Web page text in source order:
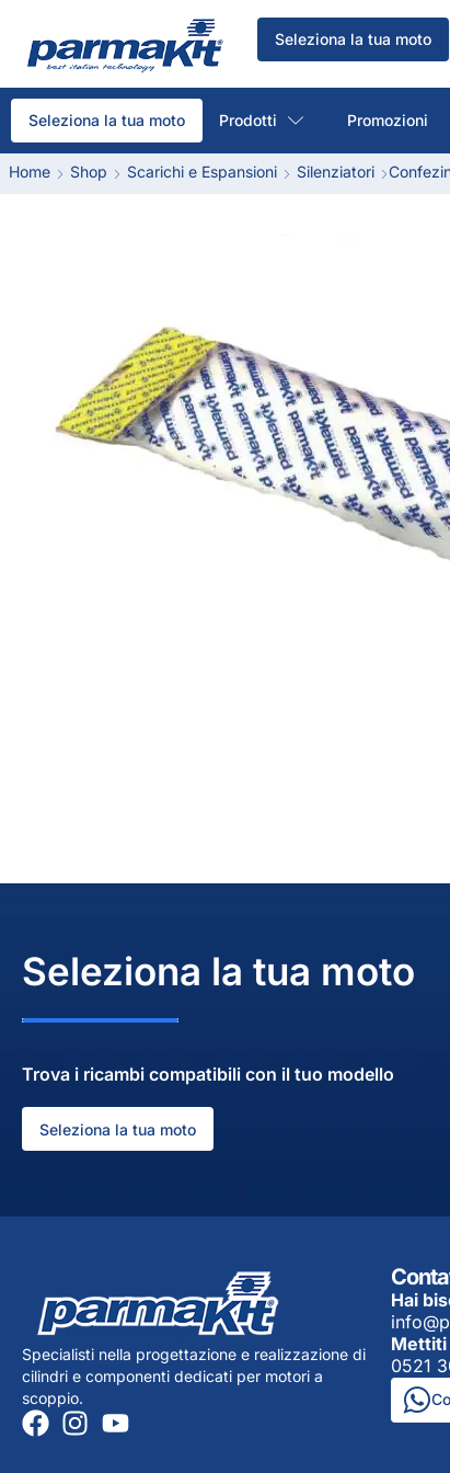
Seleziona la tua moto
Seleziona la tua moto Prodotti Promozioni
Home Shop Scarichi e Espansioni Silenziatori
Seleziona la tua moto
Trova i ricambi compatibili con il tuo modello
Seleziona la tua moto
Specialisti nella progettazione e realizzazione di
cilindri e componenti dedicati per motori a
scoppio.
Hai
Mettiti
0521